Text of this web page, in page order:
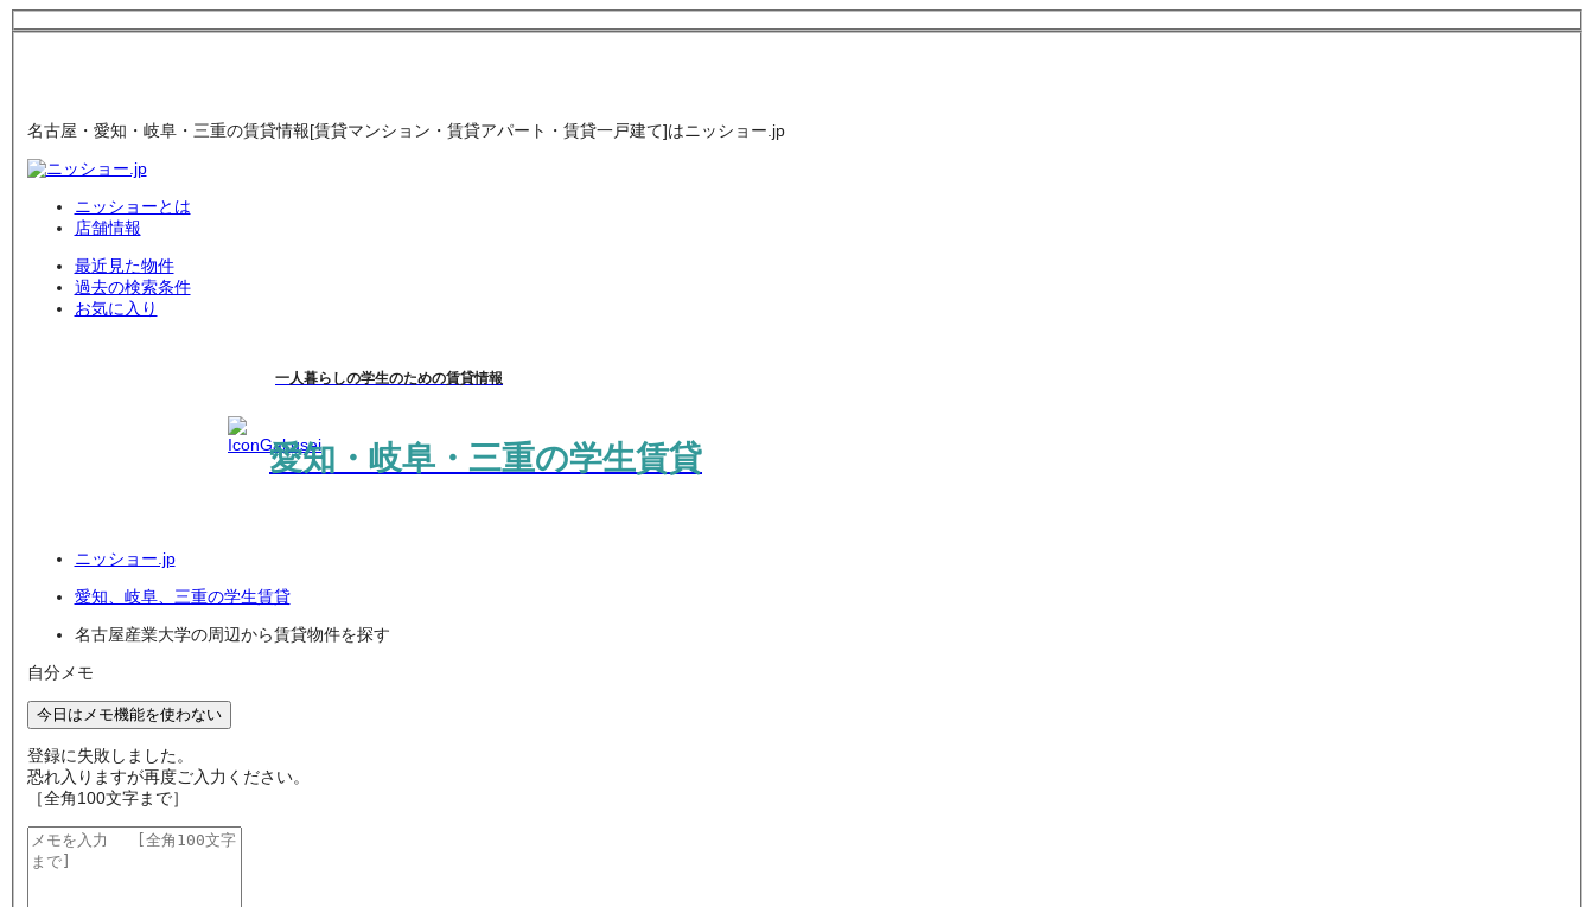
名古屋・愛知・岐阜・三重の賃貸情報[賃貸マンション・賃貸アパート・賃貸一戸建て]はニッショー.jp
ニッショーとは
店舗情報
最近見た物件
過去の検索条件
お気に入り
一人暮らしの学生のための賃貸情報
愛知・岐阜・三重の学生賃貸
ニッショー.jp
愛知、岐阜、三重の学生賃貸
名古屋産業大学の周辺から賃貸物件を探す
自分メモ
今日はメモ機能を使わない
登録に失敗しました。
恐れ入りますが再度ご入力ください。
［全角100文字まで］